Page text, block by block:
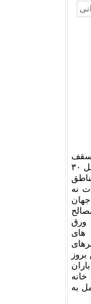
سقف
شیب­دار نیز شناخته می‌شود، دارای شیب حداقل ۳۰
نه
ورق
به